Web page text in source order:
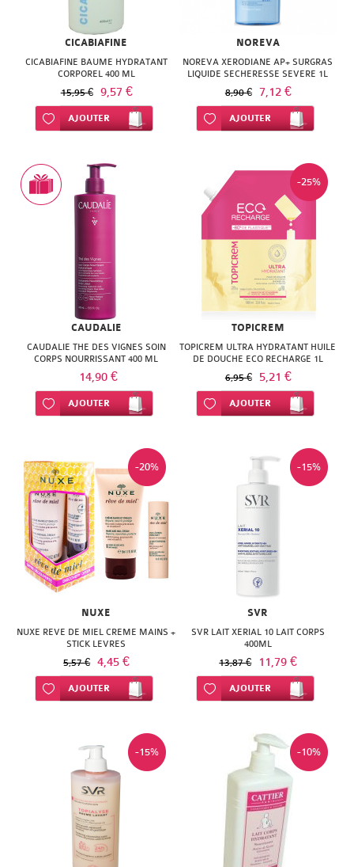
CICABIAFINE
CICABIAFINE BAUME HYDRATANT
CORPOREL 400 ML
15,95 € 9,57 €
Ajouter à ma liste d’envie
AJOUTER
NOREVA
NOREVA XERODIANE AP+ SURGRAS
LIQUIDE SECHERESSE SEVERE 1L
8,90 € 7,12 €
Ajouter à ma liste d’envie
AJOUTER
CAUDALIE
CAUDALIE THE DES VIGNES SOIN
CORPS NOURRISSANT 400 ML
14,90 €
Ajouter à ma liste d’envie
AJOUTER
-25%
TOPICREM
TOPICREM ULTRA HYDRATANT HUILE
DE DOUCHE ECO RECHARGE 1L
6,95 € 5,21 €
Ajouter à ma liste d’envie
AJOUTER
-20%
NUXE
NUXE REVE DE MIEL CREME MAINS +
STICK LEVRES
5,57 € 4,45 €
Ajouter à ma liste d’envie
AJOUTER
-15%
SVR
SVR LAIT XERIAL 10 LAIT CORPS
400ML
13,87 € 11,79 €
Ajouter à ma liste d’envie
AJOUTER
-15% -10%